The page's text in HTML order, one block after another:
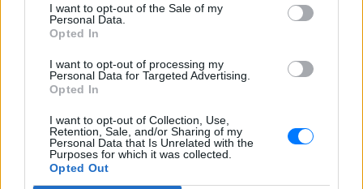
I want to opt-out of the Sale of my
Personal Data.
Opted In
I want to opt-out of processing my
Personal Data for Targeted Advertising.
Opted In
I want to opt-out of Collection, Use,
Retention, Sale, and/or Sharing of my
Personal Data that Is Unrelated with the
Purposes for which it was collected.
Opted Out